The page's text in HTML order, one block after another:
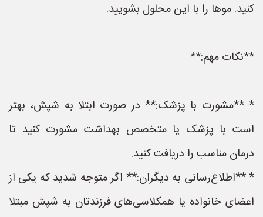
کنید. موها را با این محلول بشویید.
**نکات مهم:**
* **مشورت با پزشک:** در صورت ابتلا به شپش، بهتر
است با پزشک یا متخصص بهداشت مشورت کنید تا
درمان مناسب را دریافت کنید.
* **اطلاع‌رسانی به دیگران:** اگر متوجه شدید که یکی از
اعضای خانواده یا همکلاسی‌های فرزندتان به شپش مبتلا